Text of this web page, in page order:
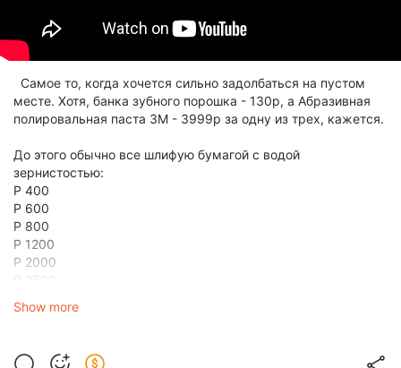
Самое то, когда хочется сильно задолбаться на пустом
месте. Хотя, банка зубного порошка - 130р, а Абразивная
полировальная паста 3M - 3999р за одну из трех, кажется.
До этого обычно все шлифую бумагой с водой
зернистостью:
P 400
P 600
P 800
P 1200
P 2000
P 2500
Show more